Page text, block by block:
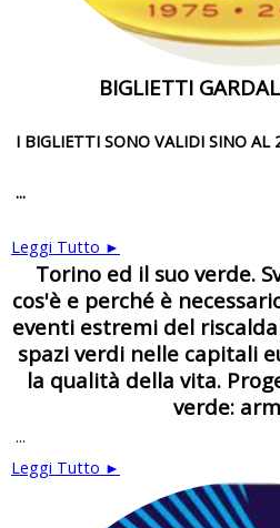
BIGLIETTI
I BIGLIETTI SONO VALIDI SINO AL
...
Leggi Tutto ►
Torino ed il suo verde.
cos'è e perché è
eventi estremi del
spazi verdi nelle capitali
la qualità della vita.
verde:
...
Leggi Tutto ►